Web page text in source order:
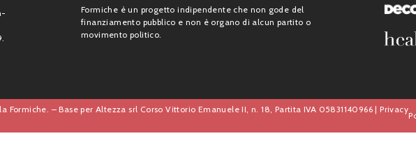
Formiche è un progetto indipendente che non gode del
finanziamento pubblico e non è organo di alcun partito o
movimento politico.
Formiche. – Base per Altezza srl Corso Vittorio Emanuele II, n. 18, Partita IVA 05831140966 |Privacy